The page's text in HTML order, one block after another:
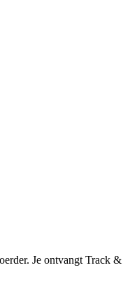
Je ontvangt Track &